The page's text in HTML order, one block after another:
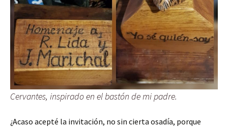
Cervantes, inspirado en el bastón de mi padre.
¿Acaso acepté la invitación, no sin cierta osadía, porque